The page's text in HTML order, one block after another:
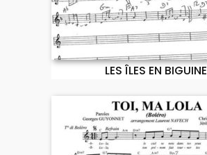
LES ÎLES EN BIGUINE